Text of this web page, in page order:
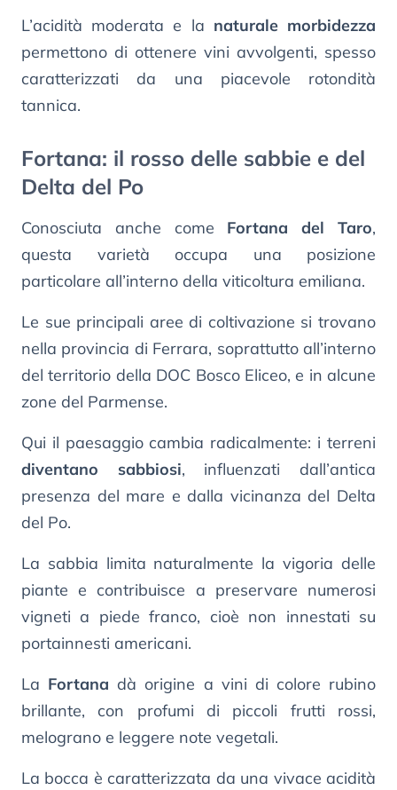
L’acidità moderata e la naturale morbidezza
permettono di ottenere vini avvolgenti, spesso
caratterizzati da una piacevole rotondità
tannica.
Fortana: il rosso delle sabbie e del
Delta del Po
Conosciuta anche come Fortana del Taro,
questa varietà occupa una posizione
particolare all’interno della viticoltura emiliana.
Le sue principali aree di coltivazione si trovano
nella provincia di Ferrara, soprattutto all’interno
del territorio della DOC Bosco Eliceo, e in alcune
zone del Parmense.
Qui il paesaggio cambia radicalmente: i terreni
diventano sabbiosi, influenzati dall’antica
presenza del mare e dalla vicinanza del Delta
del Po.
La sabbia limita naturalmente la vigoria delle
piante e contribuisce a preservare numerosi
vigneti a piede franco, cioè non innestati su
portainnesti americani.
La Fortana dà origine a vini di colore rubino
brillante, con profumi di piccoli frutti rossi,
melograno e leggere note vegetali.
La bocca è caratterizzata da una vivace acidità